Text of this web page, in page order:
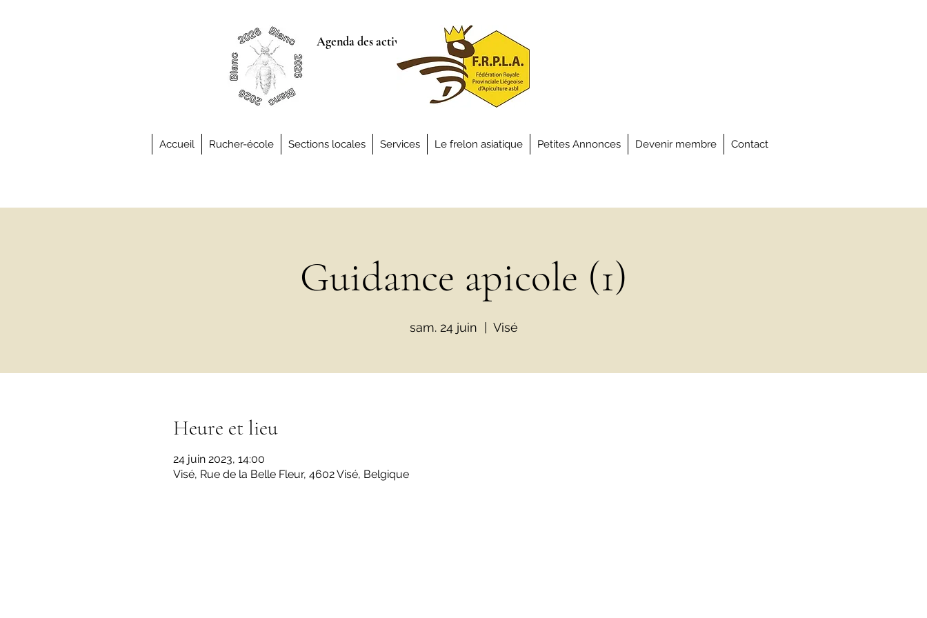
Agenda des activités
Accueil Rucher-école Sections locales Services Le frelon asiatique Petites Annonces Devenir membre Contact
Guidance apicole (1)
sam. 24 juin Visé
Heure et lieu
24 juin 2023, 14:00
Visé, Rue de la Belle Fleur, 4602 Visé, Belgique